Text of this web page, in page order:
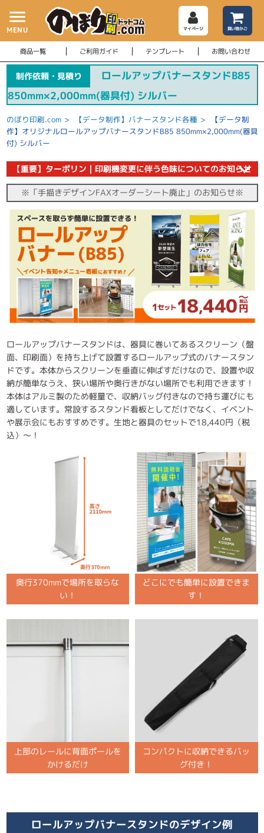
menu
MENU マイページ 買い物かご
商品一覧 ご利用ガイド テンプレート お問い合わせ
制作依頼・見積り
ロールアップバナースタンドB85
850mm×2,000mm(器具付) シルバー
のぼり印刷.com > 【データ制作】バナースタンド各種 >
【データ制
作】オリジナルロールアップバナースタンドB85 850mm×2,000mm(器具
付) シルバー
【重要】ターポリン｜印刷機変更に伴う色味についてのお知らせ
※「手描きデザインFAXオーダーシート廃止」のお知らせ※
ロールアップバナースタンドは、器具に巻いてあるスクリーン（盤
面、印刷面）を持ち上げて設置するロールアップ式のバナースタン
ドです。本体からスクリーンを垂直に伸ばすだけなので、設置や収
納が簡単なうえ、狭い場所や奥行きがない場所でも利用できます！
本体はアルミ製のため軽量で、収納バッグ付きなので持ち運びにも
適しています。常設するスタンド看板としてだけでなく、イベント
や展示会にもおすすめです。生地と器具のセットで18,440円（税
込）～！
奥行370mmで場所を取らな
い！
どこにでも簡単に設置できま
す！
上部のレールに背面ポールを
かけるだけ
コンパクトに収納できるバッ
グ付き！
ロールアップバナースタンドのデザイン例